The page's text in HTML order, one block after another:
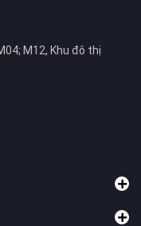
M12, Khu đô thị